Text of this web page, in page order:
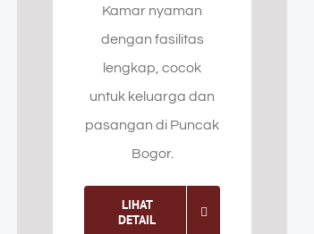
Kamar nyaman
dengan fasilitas
lengkap, cocok
untuk keluarga dan
pasangan di Puncak
Bogor.
LIHAT
DETAIL